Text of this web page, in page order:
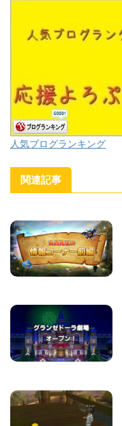
人気ブログランキング
関連記事